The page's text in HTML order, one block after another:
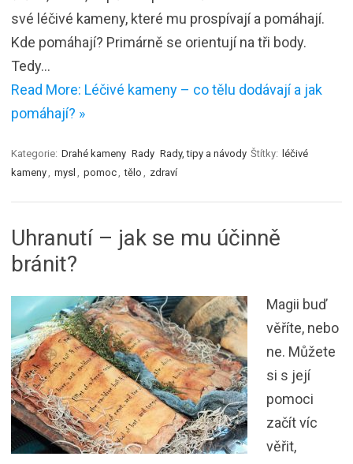
své léčivé kameny, které mu prospívají a pomáhají.
Kde pomáhají? Primárně se orientují na tři body.
Tedy…
Read More: Léčivé kameny – co tělu dodávají a jak
pomáhají? »
Kategorie: Drahé kameny Rady Rady, tipy a návody Štítky: léčivé
kameny
mysl pomoc tělo zdraví
Uhranutí – jak se mu účinně
bránit?
Magii buď
věříte, nebo
ne. Můžete
si s její
pomoci
začít víc
věřit,